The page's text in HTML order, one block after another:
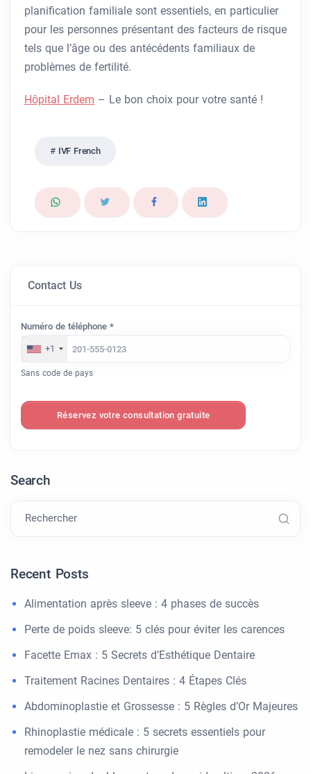
planification familiale sont essentiels, en particulier
pour les personnes présentant des facteurs de risque
tels que l’âge ou des antécédents familiaux de
problèmes de fertilité.
Hôpital Erdem – Le bon choix pour votre santé !
IVF French
Contact Us
Numéro de téléphone *
+1
Sans code de pays
Réservez votre consultation gratuite
Search
Rechercher
Recent Posts
Alimentation après sleeve : 4 phases de succès
Perte de poids sleeve: 5 clés pour éviter les carences
Facette Emax : 5 Secrets d’Esthétique Dentaire
Traitement Racines Dentaires : 4 Étapes Clés
Abdominoplastie et Grossesse : 5 Règles d’Or Majeures
Rhinoplastie médicale : 5 secrets essentiels pour
remodeler le nez sans chirurgie